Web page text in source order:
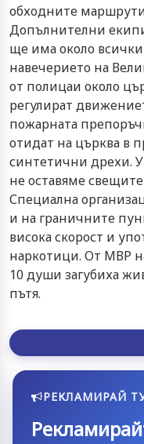
обходните
Допълнителни
ще има около
навечерието на
от полицаи около
регулират
пожарната
отидат на църква в
синтетични дрехи.
не оставяме
Специална
и на граничните
висока скорост и
наркотици. От МВР
10 души загубиха
пътя.
РЕКЛАМИРАЙ